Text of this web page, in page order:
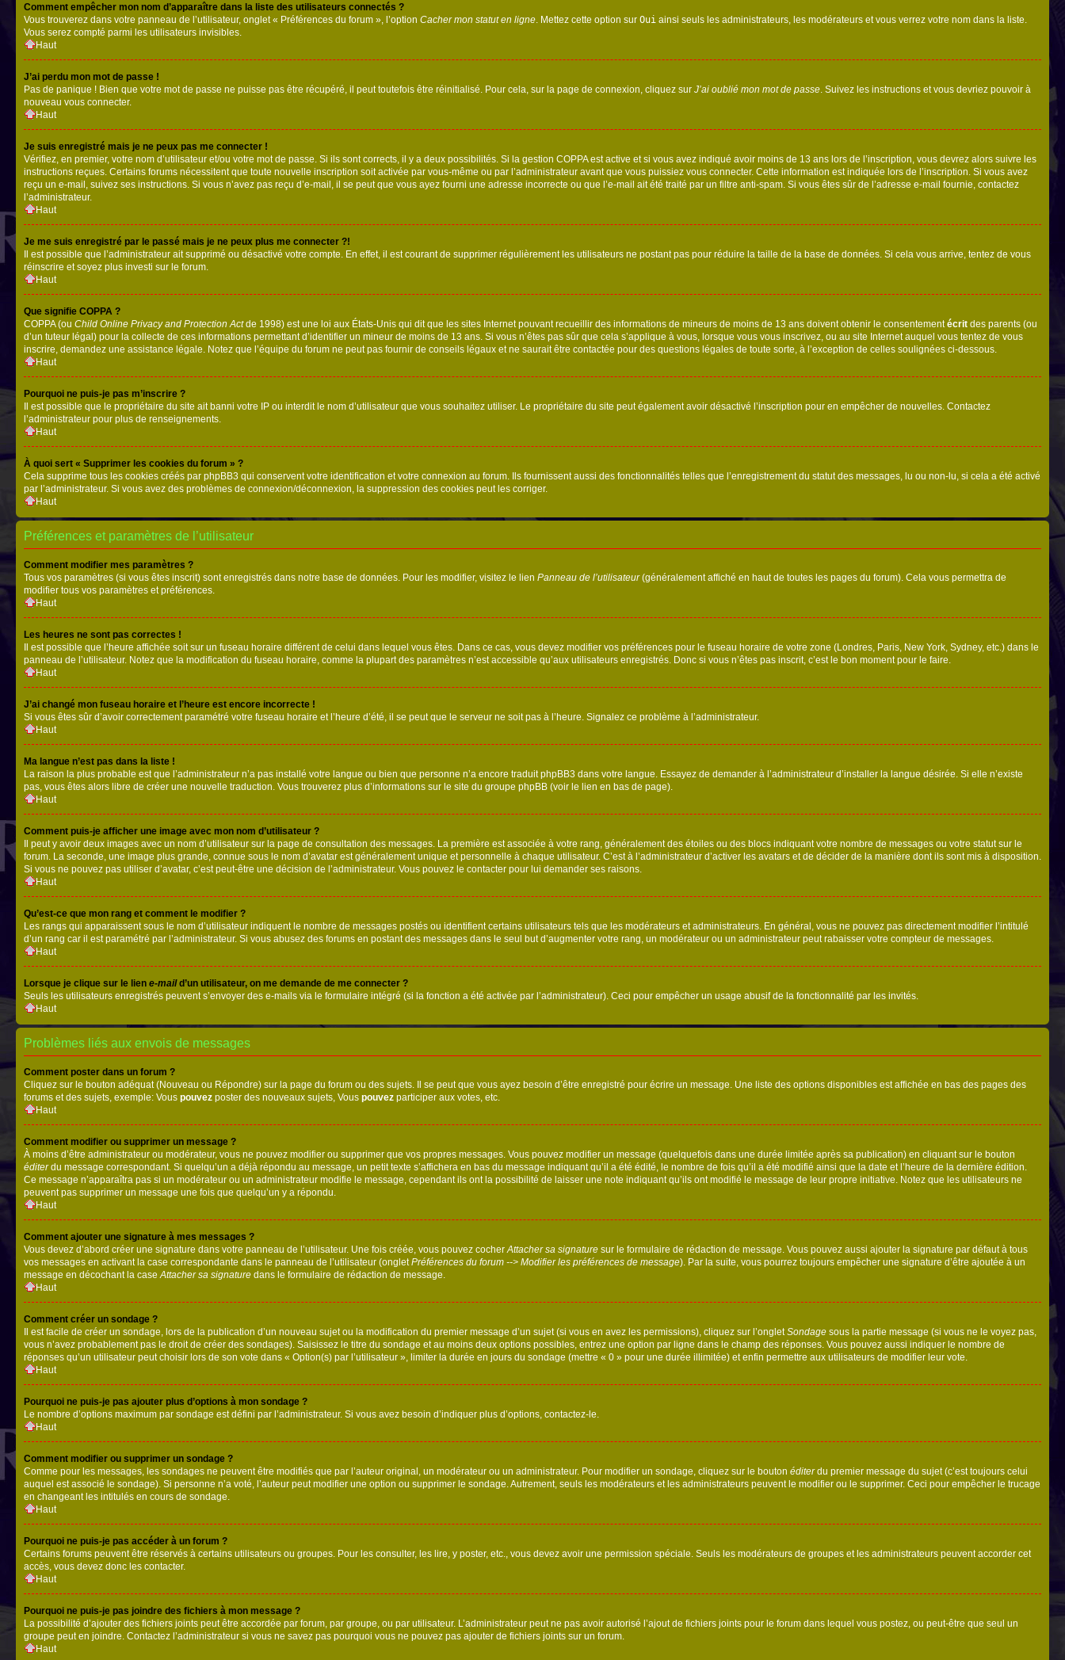
Comment empêcher mon nom d’apparaître dans la liste des utilisateurs connectés ?
Vous trouverez dans votre panneau de l’utilisateur, onglet « Préférences du forum », l’option Cacher mon statut en ligne . Mettez cette option sur Oui ainsi seuls les administrateurs, les modérateurs et vous verrez votre nom dans la liste.
Vous serez compté parmi les utilisateurs invisibles.
Haut
J’ai perdu mon mot de passe !
Pas de panique ! Bien que votre mot de passe ne puisse pas être récupéré, il peut toutefois être réinitialisé. Pour cela, sur la page de connexion, cliquez sur J’ai oublié mon mot de passe . Suivez les instructions et vous devriez pouvoir à
nouveau vous connecter.
Haut
Je suis enregistré mais je ne peux pas me connecter !
Vérifiez, en premier, votre nom d’utilisateur et/ou votre mot de passe. Si ils sont corrects, il y a deux possibilités. Si la gestion COPPA est active et si vous avez indiqué avoir moins de 13 ans lors de l’inscription, vous devrez alors suivre les
instructions reçues. Certains forums nécessitent que toute nouvelle inscription soit activée par vous-même ou par l’administrateur avant que vous puissiez vous connecter. Cette information est indiquée lors de l’inscription. Si vous avez
reçu un e-mail, suivez ses instructions. Si vous n’avez pas reçu d’e-mail, il se peut que vous ayez fourni une adresse incorrecte ou que l’e-mail ait été traité par un filtre anti-spam. Si vous êtes sûr de l’adresse e-mail fournie, contactez
l’administrateur.
Haut
Je me suis enregistré par le passé mais je ne peux plus me connecter ?!
Il est possible que l’administrateur ait supprimé ou désactivé votre compte. En effet, il est courant de supprimer régulièrement les utilisateurs ne postant pas pour réduire la taille de la base de données. Si cela vous arrive, tentez de vous
réinscrire et soyez plus investi sur le forum.
Haut
Que signifie COPPA ?
COPPA (ou Child Online Privacy and Protection Actde 1998) est une loi aux États-Unis qui dit que les sites Internet pouvant recueillir des informations de mineurs de moins de 13 ans doivent obtenir le consentementécrit des parents (ou
d’un tuteur légal) pour la collecte de ces informations permettant d’identifier un mineur de moins de 13 ans. Si vous n’êtes pas sûr que cela s’applique à vous, lorsque vous vous inscrivez, ou au site Internet auquel vous tentez de vous
inscrire, demandez une assistance légale. Notez que l’équipe du forum ne peut pas fournir de conseils légaux et ne saurait être contactée pour des questions légales de toute sorte, à l’exception de celles soulignées ci-dessous.
Haut
Pourquoi ne puis-je pas m’inscrire ?
Il est possible que le propriétaire du site ait banni votre IP ou interdit le nom d’utilisateur que vous souhaitez utiliser. Le propriétaire du site peut également avoir désactivé l’inscription pour en empêcher de nouvelles. Contactez
l’administrateur pour plus de renseignements.
Haut
À quoi sert « Supprimer les cookies du forum » ?
Cela supprime tous les cookies créés par phpBB3 qui conservent votre identification et votre connexion au forum. Ils fournissent aussi des fonctionnalités telles que l’enregistrement du statut des messages, lu ou non-lu, si cela a été activé
par l’administrateur. Si vous avez des problèmes de connexion/déconnexion, la suppression des cookies peut les corriger.
Haut
Préférences et paramètres de l’utilisateur
Comment modifier mes paramètres ?
Tous vos paramètres (si vous êtes inscrit) sont enregistrés dans notre base de données. Pour les modifier, visitez le lien Panneau de l’utilisateur(généralement affiché en haut de toutes les pages du forum). Cela vous permettra de
modifier tous vos paramètres et préférences.
Haut
Les heures ne sont pas correctes !
Il est possible que l’heure affichée soit sur un fuseau horaire différent de celui dans lequel vous êtes. Dans ce cas, vous devez modifier vos préférences pour le fuseau horaire de votre zone (Londres, Paris, New York, Sydney, etc.) dans le
panneau de l’utilisateur. Notez que la modification du fuseau horaire, comme la plupart des paramètres n’est accessible qu’aux utilisateurs enregistrés. Donc si vous n’êtes pas inscrit, c’est le bon moment pour le faire.
Haut
J’ai changé mon fuseau horaire et l’heure est encore incorrecte !
Si vous êtes sûr d’avoir correctement paramétré votre fuseau horaire et l’heure d’été, il se peut que le serveur ne soit pas à l’heure. Signalez ce problème à l’administrateur.
Haut
Ma langue n’est pas dans la liste !
La raison la plus probable est que l’administrateur n’a pas installé votre langue ou bien que personne n’a encore traduit phpBB3 dans votre langue. Essayez de demander à l’administrateur d’installer la langue désirée. Si elle n’existe
pas, vous êtes alors libre de créer une nouvelle traduction. Vous trouverez plus d’informations sur le site du groupe phpBB (voir le lien en bas de page).
Haut
Comment puis-je afficher une image avec mon nom d’utilisateur ?
Il peut y avoir deux images avec un nom d’utilisateur sur la page de consultation des messages. La première est associée à votre rang, généralement des étoiles ou des blocs indiquant votre nombre de messages ou votre statut sur le
forum. La seconde, une image plus grande, connue sous le nom d’avatar est généralement unique et personnelle à chaque utilisateur. C’est à l’administrateur d’activer les avatars et de décider de la manière dont ils sont mis à disposition.
Si vous ne pouvez pas utiliser d’avatar, c’est peut-être une décision de l’administrateur. Vous pouvez le contacter pour lui demander ses raisons.
Haut
Qu’est-ce que mon rang et comment le modifier ?
Les rangs qui apparaissent sous le nom d’utilisateur indiquent le nombre de messages postés ou identifient certains utilisateurs tels que les modérateurs et administrateurs. En général, vous ne pouvez pas directement modifier l’intitulé
d’un rang car il est paramétré par l’administrateur. Si vous abusez des forums en postant des messages dans le seul but d’augmenter votre rang, un modérateur ou un administrateur peut rabaisser votre compteur de messages.
Haut
Lorsque je clique sur le lien e-maild’un utilisateur, on me demande de me connecter ?
Seuls les utilisateurs enregistrés peuvent s’envoyer des e-mails via le formulaire intégré (si la fonction a été activée par l’administrateur). Ceci pour empêcher un usage abusif de la fonctionnalité par les invités.
Haut
Problèmes liés aux envois de messages
Comment poster dans un forum ?
Cliquez sur le bouton adéquat (Nouveau ou Répondre) sur la page du forum ou des sujets. Il se peut que vous ayez besoin d’être enregistré pour écrire un message. Une liste des options disponibles est affichée en bas des pages des
forums et des sujets, exemple: Vous pouvez poster des nouveaux sujets, Vous pouvez participer aux votes, etc.
Haut
Comment modifier ou supprimer un message ?
À moins d’être administrateur ou modérateur, vous ne pouvez modifier ou supprimer que vos propres messages. Vous pouvez modifier un message (quelquefois dans une durée limitée après sa publication) en cliquant sur le bouton
éditerdu message correspondant. Si quelqu’un a déjà répondu au message, un petit texte s’affichera en bas du message indiquant qu’il a été édité, le nombre de fois qu’il a été modifié ainsi que la date et l’heure de la dernière édition.
Ce message n’apparaîtra pas si un modérateur ou un administrateur modifie le message, cependant ils ont la possibilité de laisser une note indiquant qu’ils ont modifié le message de leur propre initiative. Notez que les utilisateurs ne
peuvent pas supprimer un message une fois que quelqu’un y a répondu.
Haut
Comment ajouter une signature à mes messages ?
Vous devez d’abord créer une signature dans votre panneau de l’utilisateur. Une fois créée, vous pouvez cocher Attacher sa signature sur le formulaire de rédaction de message. Vous pouvez aussi ajouter la signature par défaut à tous
vos messages en activant la case correspondante dans le panneau de l’utilisateur (ongletPréférences du forum --> Modifier les préférences de message). Par la suite, vous pourrez toujours empêcher une signature d’être ajoutée à un
message en décochant la case Attacher sa signature dans le formulaire de rédaction de message.
Haut
Comment créer un sondage ?
Il est facile de créer un sondage, lors de la publication d’un nouveau sujet ou la modification du premier message d’un sujet (si vous en avez les permissions), cliquez sur l’ongletSondage sous la partie message (si vous ne le voyez pas,
vous n’avez probablement pas le droit de créer des sondages). Saisissez le titre du sondage et au moins deux options possibles, entrez une option par ligne dans le champ des réponses. Vous pouvez aussi indiquer le nombre de
réponses qu’un utilisateur peut choisir lors de son vote dans « Option(s) par l’utilisateur », limiter la durée en jours du sondage (mettre « 0 » pour une durée illimitée) et enfin permettre aux utilisateurs de modifier leur vote.
Haut
Pourquoi ne puis-je pas ajouter plus d’options à mon sondage ?
Le nombre d’options maximum par sondage est défini par l’administrateur. Si vous avez besoin d’indiquer plus d’options, contactez-le.
Haut
Comment modifier ou supprimer un sondage ?
Comme pour les messages, les sondages ne peuvent être modifiés que par l’auteur original, un modérateur ou un administrateur. Pour modifier un sondage, cliquez sur le bouton éditerdu premier message du sujet (c’est toujours celui
auquel est associé le sondage). Si personne n’a voté, l’auteur peut modifier une option ou supprimer le sondage. Autrement, seuls les modérateurs et les administrateurs peuvent le modifier ou le supprimer. Ceci pour empêcher le trucage
en changeant les intitulés en cours de sondage.
Haut
Pourquoi ne puis-je pas accéder à un forum ?
Certains forums peuvent être réservés à certains utilisateurs ou groupes. Pour les consulter, les lire, y poster, etc., vous devez avoir une permission spéciale. Seuls les modérateurs de groupes et les administrateurs peuvent accorder cet
accès, vous devez donc les contacter.
Haut
Pourquoi ne puis-je pas joindre des fichiers à mon message ?
La possibilité d’ajouter des fichiers joints peut être accordée par forum, par groupe, ou par utilisateur. L’administrateur peut ne pas avoir autorisé l’ajout de fichiers joints pour le forum dans lequel vous postez, ou peut-être que seul un
groupe peut en joindre. Contactez l’administrateur si vous ne savez pas pourquoi vous ne pouvez pas ajouter de fichiers joints sur un forum.
Haut